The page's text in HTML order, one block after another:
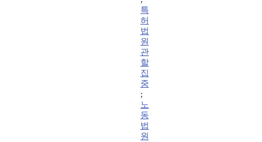
특
허
법
원
관
할
집
중
;
노
동
법
원